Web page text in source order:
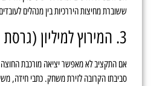
ששוברת מחיצות היררכיות בין מנהלים
3. המירוץ למיליון (גרסת המשרד)
אם התקציב לא מאפשר יציאה מורכבת
סביבתו הקרובה לזירת משחק. כתבי חידה,